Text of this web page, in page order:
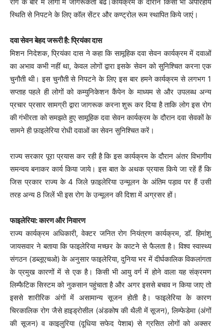
स्थिति से निपटने के लिए कॉल सेंटर और कण्ट्रोल रूम स्थापित किये जाएं।
दवा सेवन बेहद जरूरी है: प्रियंका दास
मिशन निदेशक, प्रियंका दास ने कहा कि सामूहिक दवा सेवन कार्यक्रम में दवाओं
का अभाव कभी नहीं था, केवल लोगों द्वारा इसके सेवन को सुनिश्चित करना एक
चुनौती थी। इस चुनौती से निपटने के लिए इस बार हमने कार्यक्रम से लगभग 1
सप्ताह पहले ही लोगों को कम्युनिकेशन कैंपेन के माध्यम से और उपलब्ध अन्य
प्रचार प्रसार सामग्री द्वारा जागरूक करना शुरू कर दिया है ताकि लोग इस रोग
की गंभीरता को समझते हुए सामूहिक दवा सेवन कार्यक्रम के दौरान दवा सेवकों के
सामने ही फ़ाइलेरिया रोधी दवाओं का सेवन सुनिश्चित करें।
राज्य सरकार पूरा प्रयास कर रही है कि इस कार्यक्रम के दौरान अंतर विभागीय
समन्वय बनाकर कार्य किया जाये। इस बात के अथक प्रयास किये जा रहें हैं कि
जिस प्रकार राज्य के 4 जिले फ़ाइलेरिया उन्मूलन के अंतिम पड़ाव पर हैं उसी
तरह अन्य 8 जिलें भी इस रोग के उन्मूलन की दिशा में अग्रसर हों।
फाइलेरिया: कारण और निवारण
राज्य कार्यक्रम अधिकारी, वेक्टर जनित रोग नियंत्रण कार्यक्रम, डॉ. हिमांशु
जायसवार ने बताया कि फाइलेरिया मच्छर के काटने से फैलता है। विश्व स्वास्थ्य
संगठन (डब्लूएचओ) के अनुसार फाइलेरिया, दुनिया भर में दीर्घकालिक विकलांगता
के प्रमुख कारणों में से एक है। किसी भी आयु वर्ग में होने वाला यह संक्रमण
लिम्फैटिक सिस्टम को नुकसान पहुंचाता है और अगर इससे बचाव न किया जाए तो
इससे शारीरिक अंगों में असामान्य सूजन होती है। फाइलेरिया के कारण
चिरकालिक रोग जैसे हाइड्रोसील (अंडकोष की थैली में सूजन), लिम्फेडेमा (अंगों
की सूजन) व काइलुरिया (दूधिया सफेद पेशाब) से ग्रसित लोगों को अक्सर